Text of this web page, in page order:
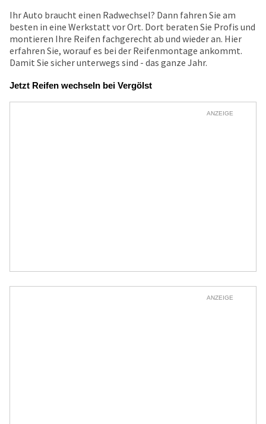
Ihr Auto braucht einen Radwechsel? Dann fahren Sie am
besten in eine Werkstatt vor Ort. Dort beraten Sie Profis und
montieren Ihre Reifen fachgerecht ab und wieder an. Hier
erfahren Sie, worauf es bei der Reifenmontage ankommt.
Damit Sie sicher unterwegs sind - das ganze Jahr.
Jetzt Reifen wechseln bei Vergölst
ANZEIGE
ANZEIGE